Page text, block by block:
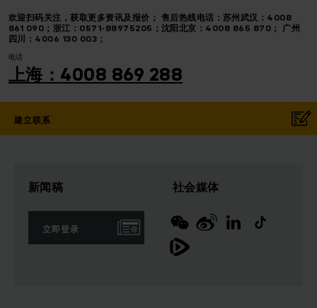
欢迎扫码关注，获取更多资讯及报价； 售后热线电话：苏州武汉：4008
861 090；浙江：0571-88975205；沈阳北京：4008 865 870； 广州
四川：4006 130 003；
电话
上海：4008 869 288
建立联系
新闻稿
立即登录
社会媒体